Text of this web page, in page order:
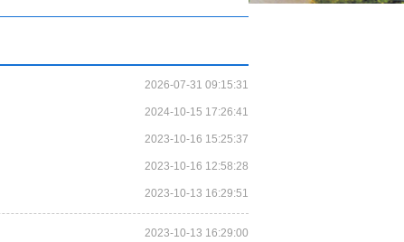
2026-07-31 09:15:31
2024-10-15 17:26:41
2023-10-16 15:25:37
2023-10-16 12:58:28
2023-10-13 16:29:51
2023-10-13 16:29:00